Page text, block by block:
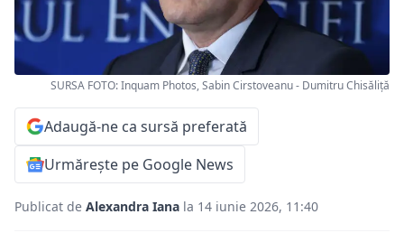
SURSA FOTO: Inquam Photos, Sabin Cirstoveanu - Dumitru Chisăliță
Adaugă-ne ca sursă preferată
Urmărește pe Google News
Publicat de Alexandra Iana la 14 iunie 2026, 11:40